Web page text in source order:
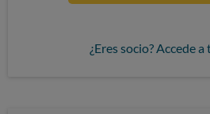
¿Eres socio? Accede